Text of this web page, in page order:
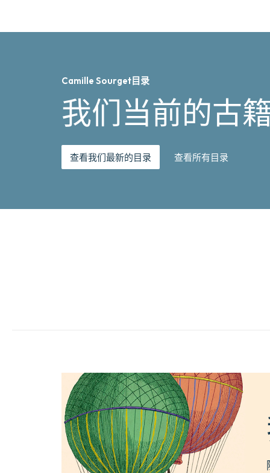
Camille Sourget目录
我们当前的古
查看我们最新的目录 查看所有目录